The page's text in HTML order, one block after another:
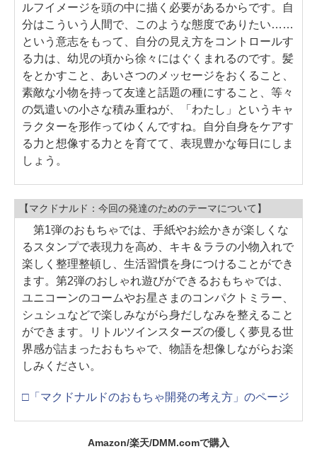
ルフイメージを頭の中に描く必要があるからです。自
分はこういう人間で、このような態度でありたい……
という意志をもって、自分の見え方をコントロールす
る力は、幼児の頃から徐々にはぐくまれるのです。髪
をとかすこと、あいさつのメッセージをおくること、
素敵な小物を持って友達と話題の種にすること、等々
の気遣いの小さな積み重ねが、「わたし」というキャ
ラクターを形作ってゆくんですね。自分自身をケアす
る力と想像する力とを育てて、表現豊かな毎日にしま
しょう。
【マクドナルド：今回の発達のためのテーマについて】
第1弾のおもちゃでは、手紙やお絵かきが楽しくな
るスタンプで表現力を高め、キキ＆ララの小物入れで
楽しく整理整頓し、生活習慣を身につけることができ
ます。第2弾のおしゃれ遊びができるおもちゃでは、
ユニコーンのコームやお星さまのコンパクトミラー、
シュシュなどで楽しみながら身だしなみを整えること
ができます。リトルツインスターズの優しく夢見る世
界感が詰まったおもちゃで、物語を想像しながらお楽
しみください。
□「マクドナルドのおもちゃ開発の考え方」のページ
Amazon/楽天/DMM.comで購入